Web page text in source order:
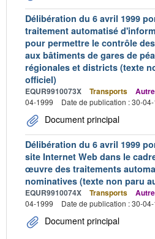
Délibération du 6 avril 1999
traitement automatisé
pour permettre le contrôle
aux bâtiments de gares de
régionales et districts (texte
officiel)
EQUR9910073X Transports Autre
04-1999
Date de publication : 30-
Document principal
Délibération du 6 avril 1999
site Internet Web dans le
œuvre des traitements
nominatives (texte non paru
EQUR9910074X Transports Autre
04-1999
Date de publication : 30-
Document principal